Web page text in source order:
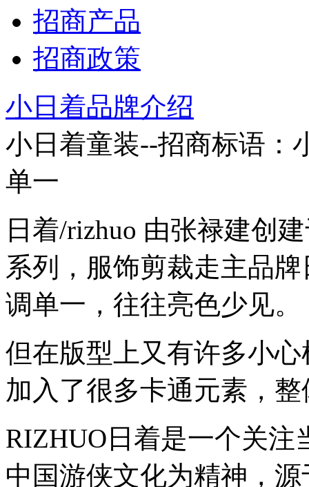
招商产品
招商政策
小日着品牌介绍
小日着童装--招商标语：
单一
日着/rizhuo 由张禄建创
系列，服饰剪裁走主品
调单一，往往亮色少见。
但在版型上又有许多小
加入了很多卡通元素，
RIZHUO日着是一个关
中国游侠文化为精神，